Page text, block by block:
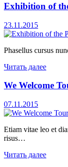
Exhibition of
23.11.2015
Phasellus cursus
Читать далее
We Welcome
07.11.2015
Etiam vitae leo et
risus…
Читать далее